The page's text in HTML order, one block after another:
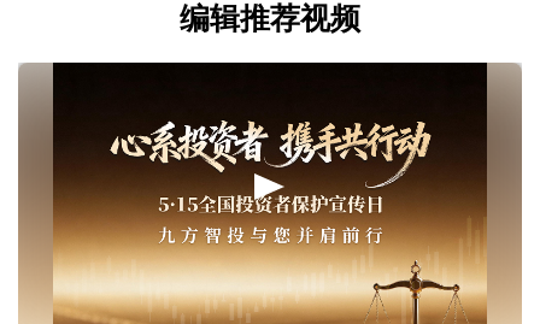
编辑推荐视频